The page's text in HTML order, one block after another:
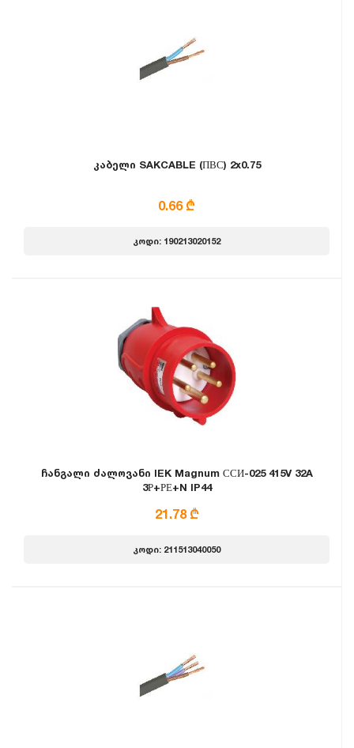
კაბელი SAKCABLE (ПВС) 2x0.75
0.66 ₾
კოდი: 190213020152
ჩანგალი ძალოვანი IEK Magnum ССИ-025 415V 32A
3Р+РЕ+N IP44
21.78 ₾
კოდი: 211513040050